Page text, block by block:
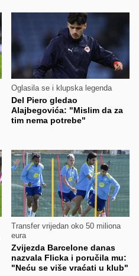
Oglasila se i klupska legenda
Del Piero gledao
Alajbegovića: "Mislim da za
tim nema potrebe"
Transfer vrijedan oko 50 miliona
eura
Zvijezda Barcelone danas
nazvala Flicka i poručila mu:
"Neću se više vraćati u klub"